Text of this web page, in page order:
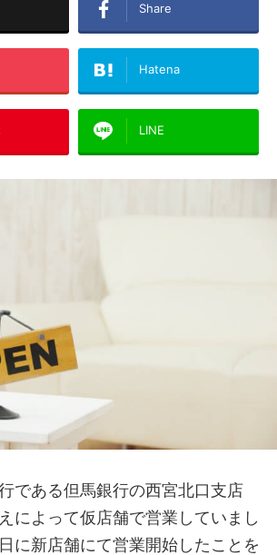
Share
Hatena
LINE
である但馬銀行の西宮北口支店
によって仮店舗で営業していまし
に新店舗にて営業開始したことを